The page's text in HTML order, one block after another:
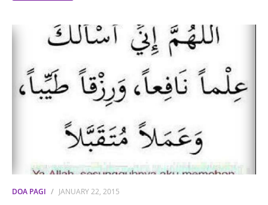
DOA PAGI JANUARY 22, 2015